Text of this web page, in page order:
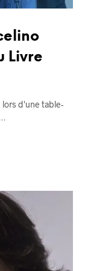
Livre
lors d'une table-